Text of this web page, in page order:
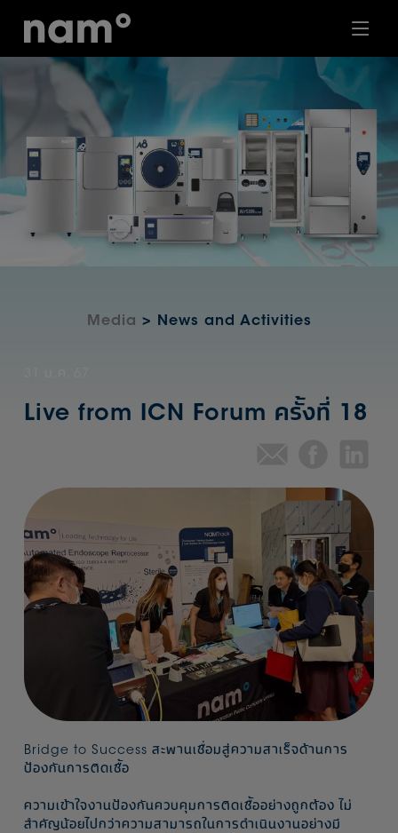
Media > News and Activities
Live from ICN Forum ครั้งที่ 18
Bridge to Success สะพานเชื่อมสู่ความสาเร็จด้านการ
ป้องกันการติดเชื้อ
ความเข้าใจงานป้องกันควบคุมการติดเชื้ออย่างถูกต้อง ไม่
สำคัญน้อยไปกว่าความสามารถในการดำเนินงานอย่างมี